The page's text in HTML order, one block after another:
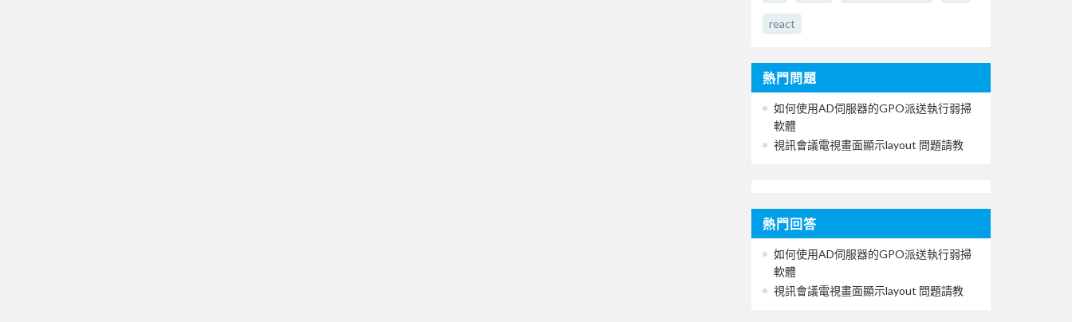
react
熱門問題
如何使用AD伺服器的GPO派送執行弱掃
軟體
視訊會議電視畫面顯示layout 問題請教
熱門回答
如何使用AD伺服器的GPO派送執行弱掃
軟體
視訊會議電視畫面顯示layout 問題請教